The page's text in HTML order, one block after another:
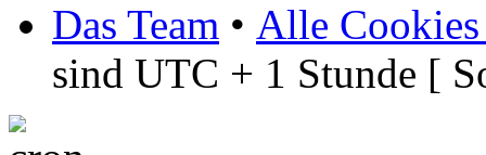
Das Team • Alle Cookies
sind UTC + 1 Stunde [